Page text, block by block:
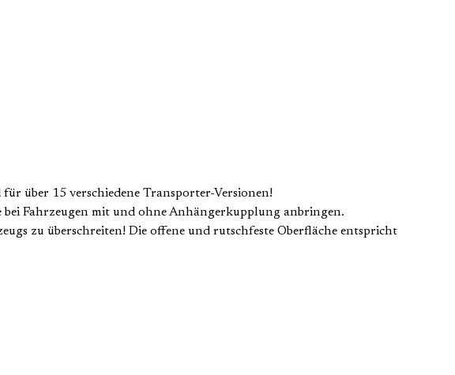
über 15 verschiedene Transporter-Versionen!
Fahrzeugen mit und ohne Anhängerkupplung anbringen.
zu überschreiten! Die offene und rutschfeste Oberfläche entspricht